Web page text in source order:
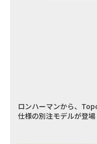
ロンハーマンから、
仕様の別注モデルが登場